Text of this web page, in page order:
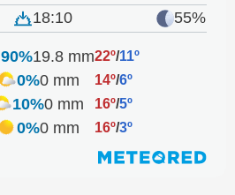
18:10 55%
90%19.8 mm22º/11º
0%0 mm 14º/6º
10%0 mm 16º/5º
0%0 mm 16º/3º